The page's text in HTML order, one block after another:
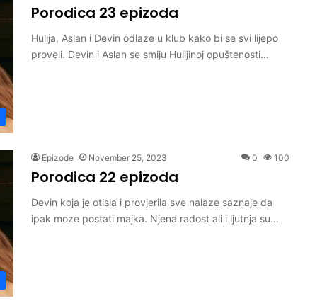
Porodica 23 epizoda
Hulija, Aslan i Devin odlaze u klub kako bi se svi lijepo
proveli. Devin i Aslan se smiju Hulijinoj opuštenosti…
Epizode November 25, 2023 0 100
Porodica 22 epizoda
Devin koja je otisla i provjerila sve nalaze saznaje da
ipak moze postati majka. Njena radost ali i ljutnja su…